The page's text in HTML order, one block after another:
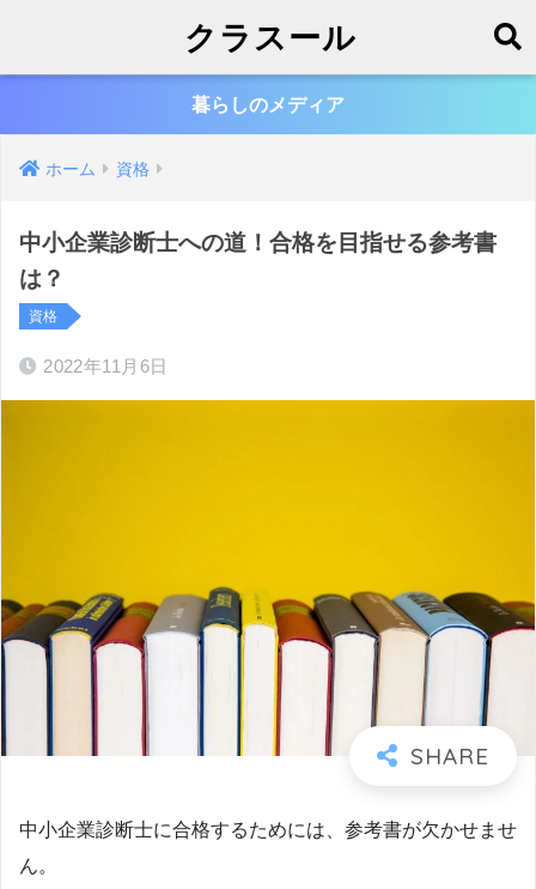
クラスール
暮らしのメディア
ホーム 資格
中小企業診断士への道！合格を目指せる参考書
は？
資格
2022年11月6日
中小企業診断士に合格するためには、参考書が欠かせませ
ん。